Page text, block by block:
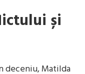
și
deceniu, Matilda